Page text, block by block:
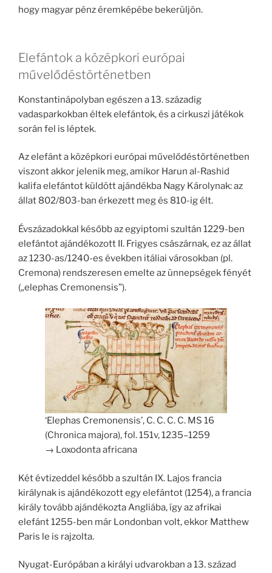
hogy magyar pénz éremképébe bekerüljön.
Elefántok a középkori európai
művelődéstörténetben
Konstantinápolyban egészen a 13. századig
vadasparkokban éltek elefántok, és a cirkuszi játékok
során fel is léptek.
Az elefánt a középkori európai művelődéstörténetben
viszont akkor jelenik meg, amikor Harun al-Rashid
kalifa elefántot küldött ajándékba Nagy Károlynak: az
állat 802/803-ban érkezett meg és 810-ig élt.
Évszázadokkal később az egyiptomi szultán 1229-ben
elefántot ajándékozott II. Frigyes császárnak, ez az állat
az 1230-as/1240-es években itáliai városokban (pl.
Cremona) rendszeresen emelte az ünnepségek fényét
(„elephas Cremonensis”).
‘Elephas Cremonensis’, C. C. C. C. MS 16
(Chronica majora), fol. 151v, 1235–1259
→ Loxodonta africana
Két évtizeddel később a szultán IX. Lajos francia
királynak is ajándékozott egy elefántot (1254), a francia
király tovább ajándékozta Angliába, így az afrikai
elefánt 1255-ben már Londonban volt, ekkor Matthew
Paris le is rajzolta.
Nyugat-Európában a királyi udvarokban a 13. század